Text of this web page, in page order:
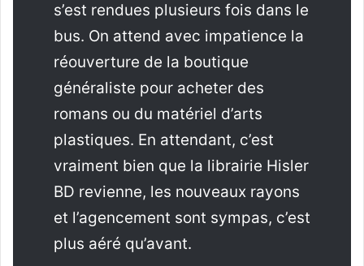
s’est rendues plusieurs fois dans le
bus. On attend avec impatience la
réouverture de la boutique
généraliste pour acheter des
romans ou du matériel d’arts
plastiques. En attendant, c’est
vraiment bien que la librairie Hisler
BD revienne, les nouveaux rayons
et l’agencement sont sympas, c’est
plus aéré qu’avant.